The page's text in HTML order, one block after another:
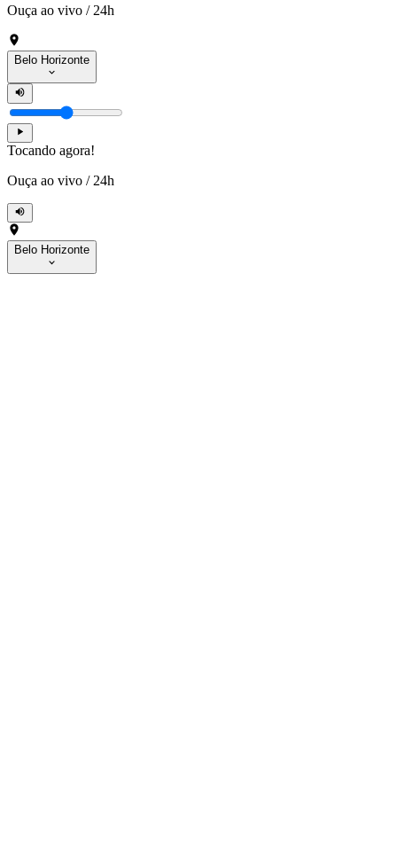
Ouça ao vivo / 24h
Belo Horizonte
Tocando agora!
Ouça ao vivo / 24h
Belo Horizonte